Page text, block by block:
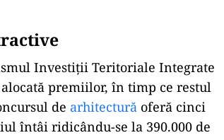
Investiții Teritoriale Integrate
premiilor, în timp ce restul
de arhitectură oferă cinci
întâi ridicându-se la 390.000 de